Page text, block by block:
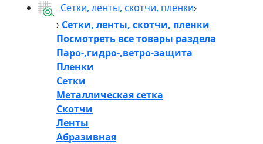
Сетки, ленты, скотчи, пленки
Сетки, ленты, скотчи, пленки
Посмотреть все товары раздела
Паро-,гидро-,ветро-защита
Пленки
Сетки
Металлическая сетка
Скотчи
Ленты
Абразивная